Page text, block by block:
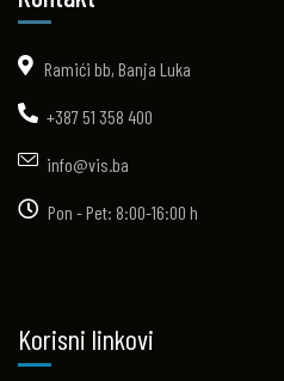
Ramići bb, Banja Luka
+387 51 358 400
info@vis.ba
Pon - Pet: 8:00-16:00 h
Korisni linkovi